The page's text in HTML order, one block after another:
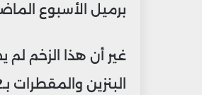
برميل الأسبوع
غير أن هذا الزخم